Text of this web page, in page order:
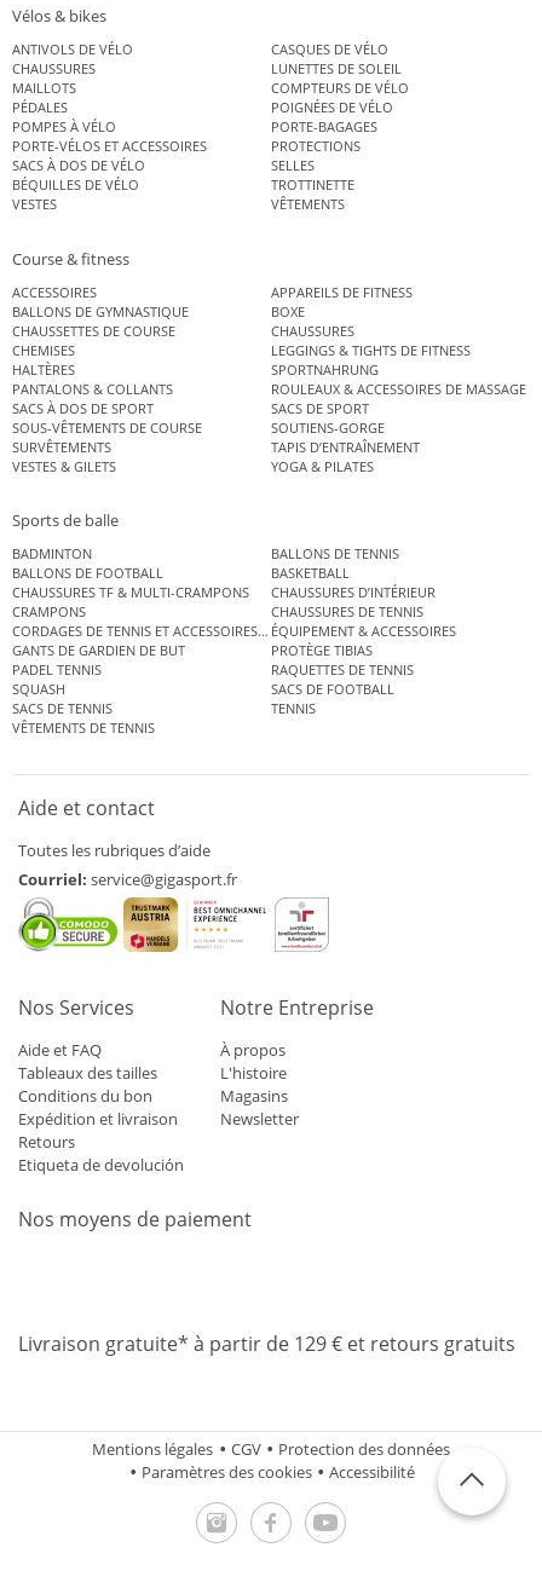
Vélos & bikes
ANTIVOLS DE VÉLO
CASQUES DE VÉLO
CHAUSSURES
LUNETTES DE SOLEIL
MAILLOTS
COMPTEURS DE VÉLO
PÉDALES
POIGNÉES DE VÉLO
POMPES À VÉLO
PORTE-BAGAGES
PORTE-VÉLOS ET ACCESSOIRES
PROTECTIONS
SACS À DOS DE VÉLO
SELLES
BÉQUILLES DE VÉLO
TROTTINETTE
VESTES
VÊTEMENTS
Course & fitness
ACCESSOIRES
APPAREILS DE FITNESS
BALLONS DE GYMNASTIQUE
BOXE
CHAUSSETTES DE COURSE
CHAUSSURES
CHEMISES
LEGGINGS & TIGHTS DE FITNESS
HALTÈRES
SPORTNAHRUNG
PANTALONS & COLLANTS
ROULEAUX & ACCESSOIRES DE MASSAGE
SACS À DOS DE SPORT
SACS DE SPORT
SOUS-VÊTEMENTS DE COURSE
SOUTIENS-GORGE
SURVÊTEMENTS
TAPIS D’ENTRAÎNEMENT
VESTES & GILETS
YOGA & PILATES
Sports de balle
BADMINTON
BALLONS DE TENNIS
BALLONS DE FOOTBALL
BASKETBALL
CHAUSSURES TF & MULTI-CRAMPONS
CHAUSSURES D’INTÉRIEUR
CRAMPONS
CHAUSSURES DE TENNIS
CORDAGES DE TENNIS ET ACCESSOIRES DE TENNISÉQUIPEMENT & ACCESSOIRES
GANTS DE GARDIEN DE BUT
PROTÈGE TIBIAS
PADEL TENNIS
RAQUETTES DE TENNIS
SQUASH
SACS DE FOOTBALL
SACS DE TENNIS
TENNIS
VÊTEMENTS DE TENNIS
Aide et contact
Toutes les rubriques d’aide
Courriel: service@gigasport.fr
Nos Services
Aide et FAQ
Tableaux des tailles
Conditions du bon
Expédition et livraison
Retours
Etiqueta de devolución
Notre Entreprise
À propos
L'histoire
Magasins
Newsletter
Nos moyens de paiement
Livraison gratuite* à partir de 129 € et retours gratuits
Mentions légales CGV
Protection des données
Paramètres des cookies
Accessibilité